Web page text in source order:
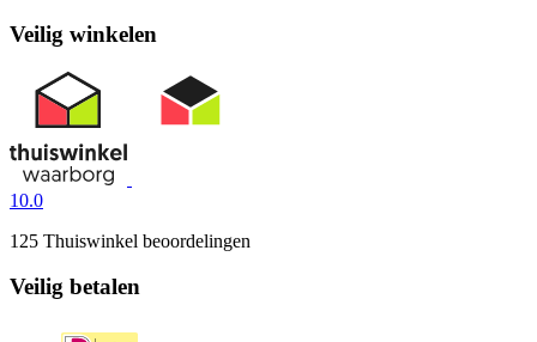
Veilig winkelen
10.0
125 Thuiswinkel beoordelingen
Veilig betalen